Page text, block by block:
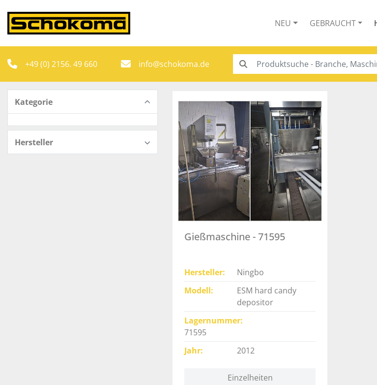
NEU GEBRAUCHT
+49 (0) 2156. 49 660 info@schokoma.de
Kategorie
Hersteller
Gießmaschine - 71595
Hersteller
Ningbo
Modell
ESM hard candy
depositor
Lagernummer
71595
Jahr
2012
Einzelheiten